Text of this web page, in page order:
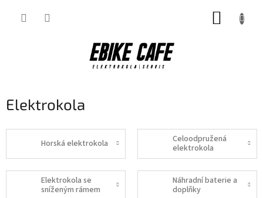
Elektrokola
Horská elektrokola
Celoodpružená
elektrokola
Elektrokola se
sníženým rámem
Náhradní baterie a
doplňky